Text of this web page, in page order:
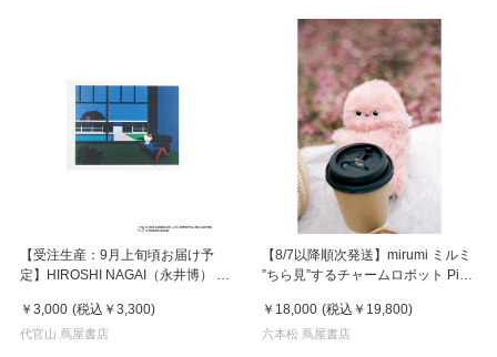
【受注生産：9月上旬頃お届け予
定】HIROSHI NAGAI（永井博） ×
スター / KTHN-PT Untitled 4
￥3,000 (税込 ￥3,300)
代官山 蔦屋書店
【8/7以降順次発送】mirumi ミルミ
”ちら見”するチャームロボット Pink
￥18,000 (税込 ￥19,800)
六本松 蔦屋書店